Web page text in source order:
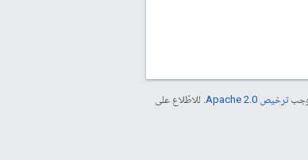
ترخيص Apache 2.0‏
. للاطّلاع على